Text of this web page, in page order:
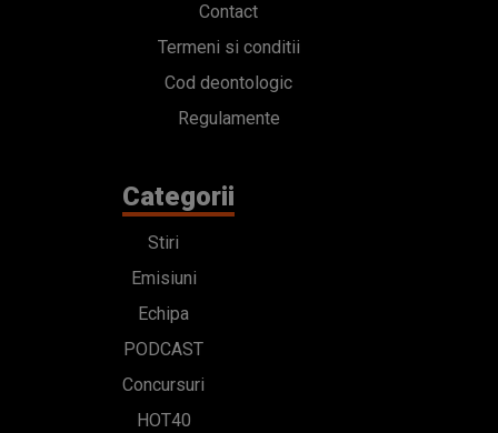
Contact
Termeni si conditii
Cod deontologic
Regulamente
Categorii
Stiri
Emisiuni
Echipa
PODCAST
Concursuri
HOT40